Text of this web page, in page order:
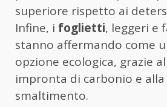
superiore rispetto ai
Infine, i foglietti, leggeri e
stanno affermando come
opzione ecologica, grazie
impronta di carbonio e
smaltimento.